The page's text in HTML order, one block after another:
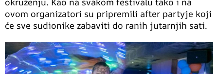
ovom organizatori su pripremili after partyje koji
će sve sudionike zabaviti do ranih jutarnjih sati.